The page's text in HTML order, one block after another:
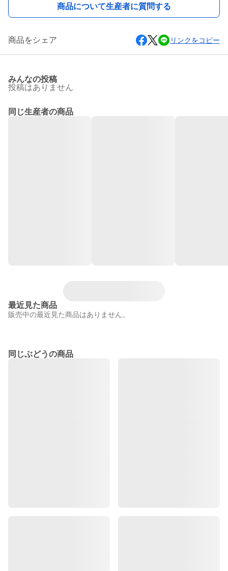
商品について生産者に質問する
商品をシェア リンクをコピー
みんなの投稿
投稿はありません
同じ生産者の商品
最近見た商品
販売中の最近見た商品はありません。
同じぶどうの商品